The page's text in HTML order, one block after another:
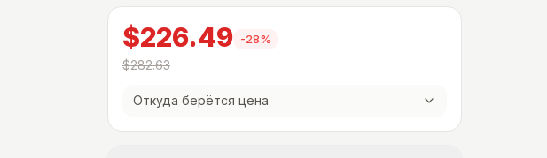
$226.49 -28%
$282.63
Откуда берётся цена